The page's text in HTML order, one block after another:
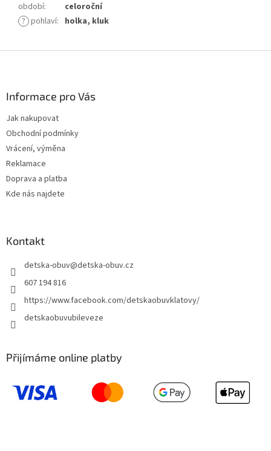
období:
celoroční
? pohlaví: holka, kluk
Informace pro Vás
Jak nakupovat
Obchodní podmínky
Vrácení, výměna
Reklamace
Doprava a platba
Kde nás najdete
Kontakt
detska-obuv@detska-obuv.cz
607 194 816
https://www.facebook.com/detskaobuvklatovy/
detskaobuvubileveze
Přijímáme online platby